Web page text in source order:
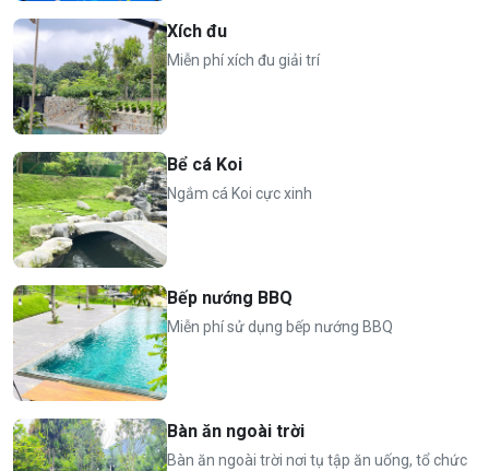
⏰Nhận phòng 14h, trả phòng 12h hôm sau
Xích đu
Miễn phí xích đu giải trí
Bể cá Koi
Ngắm cá Koi cực xinh
Bếp nướng BBQ
Miễn phí sử dụng bếp nướng BBQ
Bàn ăn ngoài trời
Bàn ăn ngoài trời nơi tụ tập ăn uống, tổ chức